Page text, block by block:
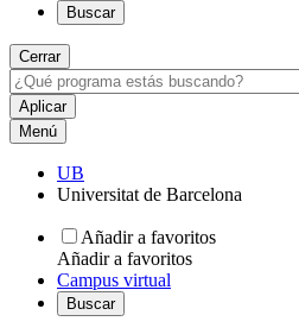
Buscar
Cerrar
Menú
UB
Universitat de Barcelona
Añadir a favoritos
Añadir a favoritos
Campus virtual
Buscar